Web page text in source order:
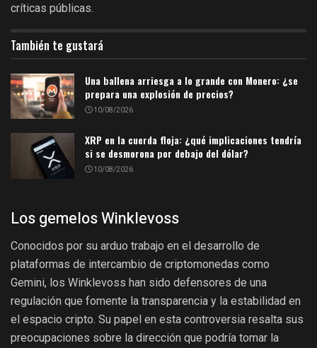
críticas públicas.
También te gustará
Una ballena arriesga a lo grande con Monero: ¿se
prepara una explosión de precios?
10/08/2026
XRP en la cuerda floja: ¿qué implicaciones tendría
si se desmorona por debajo del dólar?
10/08/2026
Los gemelos Winklevoss
Conocidos por su arduo trabajo en el desarrollo de
plataformas de intercambio de criptomonedas como
Gemini, los Winklevoss han sido defensores de una
regulación que fomente la transparencia y la estabilidad en
el espacio cripto. Su papel en esta controversia resalta sus
preocupaciones sobre la dirección que podría tomar la